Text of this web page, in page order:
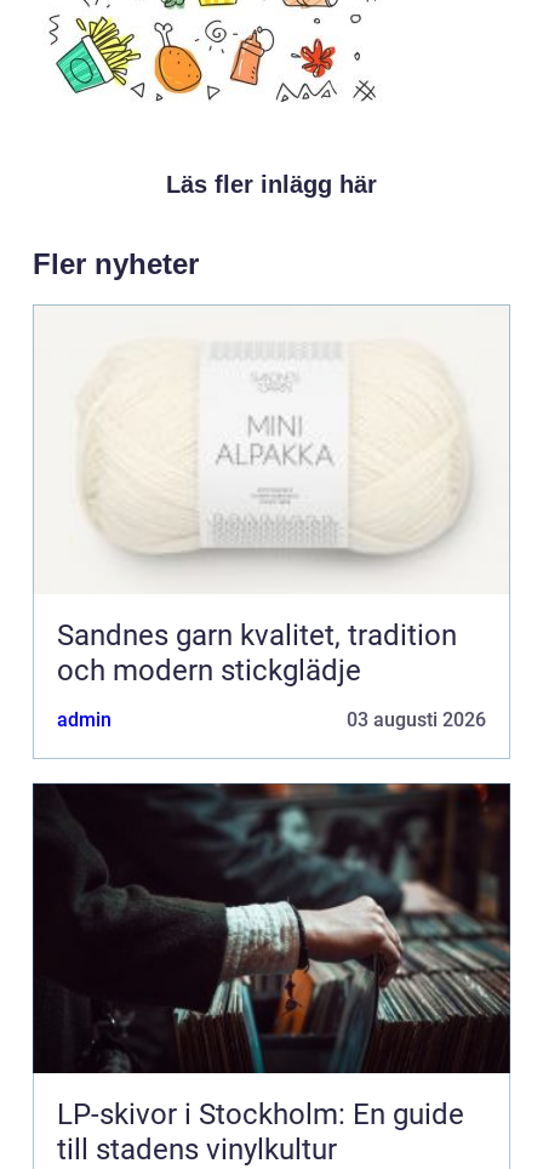
Läs fler inlägg här
Fler nyheter
Sandnes garn kvalitet, tradition
och modern stickglädje
admin 03 augusti 2026
LP-skivor i Stockholm: En guide
till stadens vinylkultur